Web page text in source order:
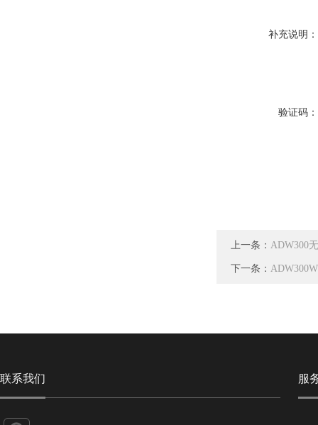
补充说明：
验证码：
上一条： ADW300
下一条：
联系我们 服